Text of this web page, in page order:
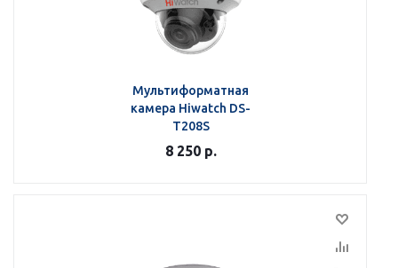
Мультиформатная
камера Hiwatch DS-
T208S
8 250р.